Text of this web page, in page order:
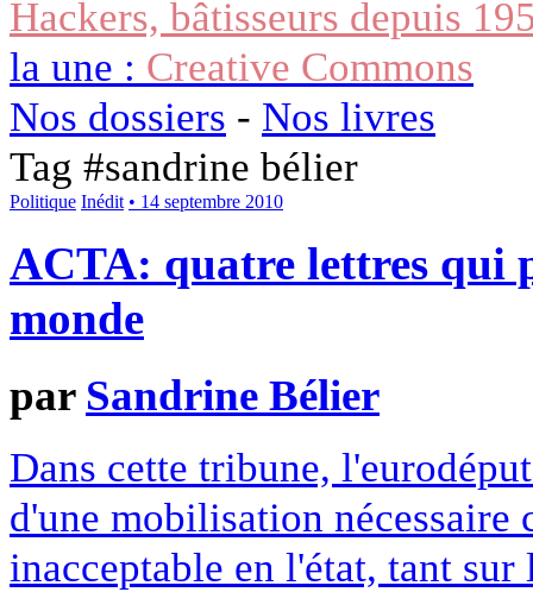
Hackers, bâtisseurs depuis
la une : Creative Commons
Nos dossiers - Nos livres
Tag #sandrine bélier
Politique Inédit • 14 septembre 2010
ACTA: quatre lettres qui
monde
par Sandrine Bélier
Dans cette tribune,
d'une mobilisation
inacceptable en l'état, tant